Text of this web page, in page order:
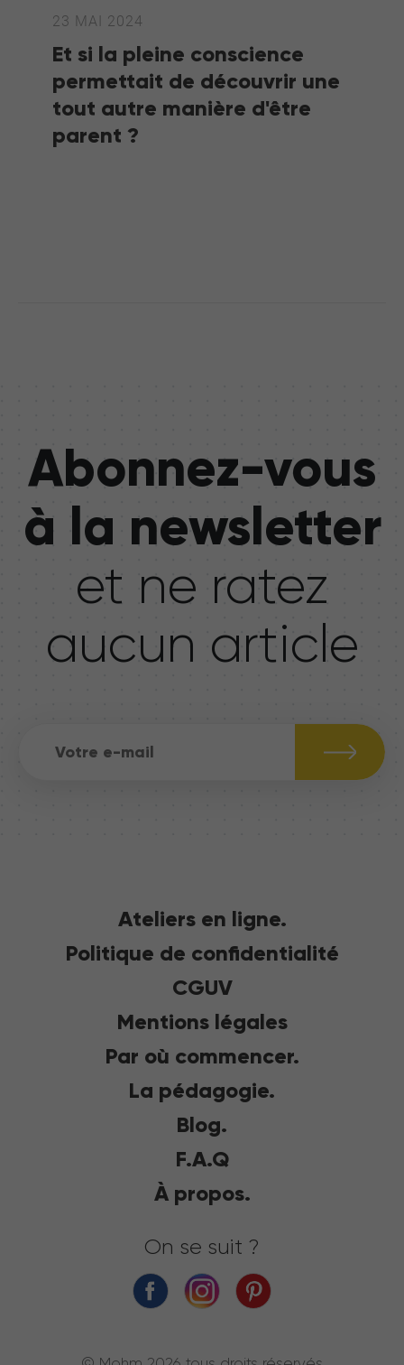
23 MAI 2024
Et si la pleine conscience
permettait de découvrir une
tout autre manière d'être
parent ?
Abonnez-vous
à la newsletter
et ne ratez
aucun article
Ateliers en ligne.
Politique de confidentialité
CGUV
Mentions légales
Par où commencer.
La pédagogie.
Blog.
F.A.Q
À propos.
On se suit ?